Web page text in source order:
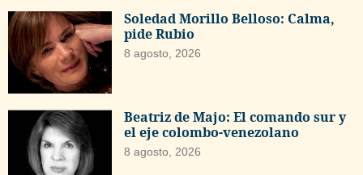
Soledad Morillo Belloso: Calma,
pide Rubio
8 agosto, 2026
Beatriz de Majo: El comando sur y
el eje colombo-venezolano
8 agosto, 2026